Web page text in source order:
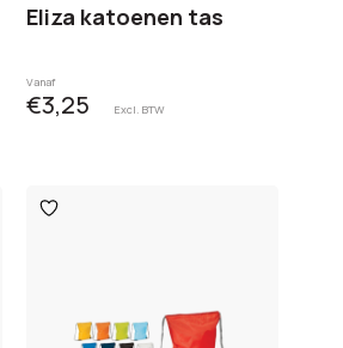
Eliza katoenen tas
Vanaf
€3,25 Excl. BTW
Toevoegen
aan